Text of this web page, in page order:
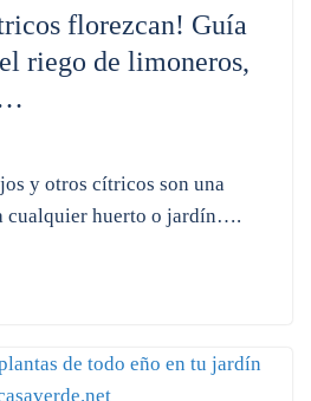
florezcan! Guía
riego de limoneros,
y otros cítricos son una
cualquier huerto o jardín….